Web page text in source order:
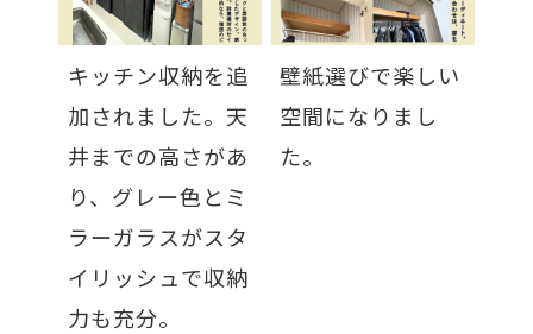
キッチン収納を追
加されました。天
井までの高さがあ
り、グレー色とミ
ラーガラスがスタ
イリッシュで収納
力も充分。
壁紙選びで楽しい
空間になりまし
た。